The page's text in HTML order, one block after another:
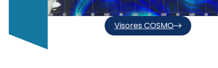
Visores COSMO